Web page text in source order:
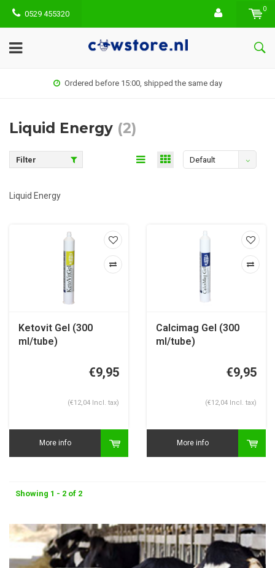
0529 455320
0
Ordered before 15:00, shipped the same day
Liquid Energy (2)
Filter Default
Liquid Energy
Ketovit Gel (300
ml/tube)
€9,95
(€12,04 Incl. tax)
More info
Calcimag Gel (300
ml/tube)
€9,95
(€12,04 Incl. tax)
More info
Showing 1 - 2 of 2